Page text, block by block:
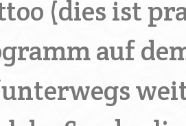
(dies ist
auf